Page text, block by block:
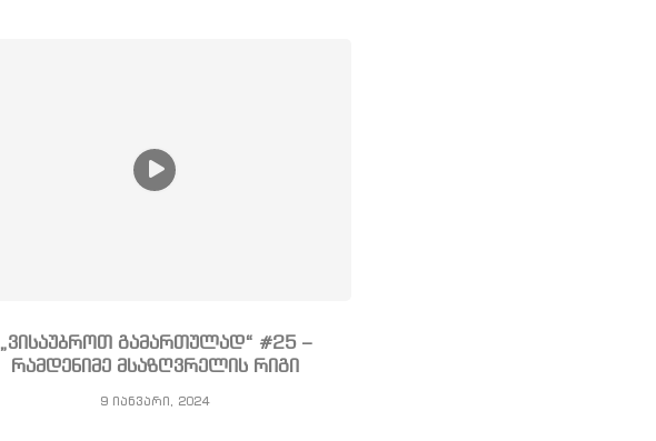
„ვისაუბროთ გამართულად“ #25 –
რამდენიმე მსაზღვრელის რიგი
9 იანვარი, 2024